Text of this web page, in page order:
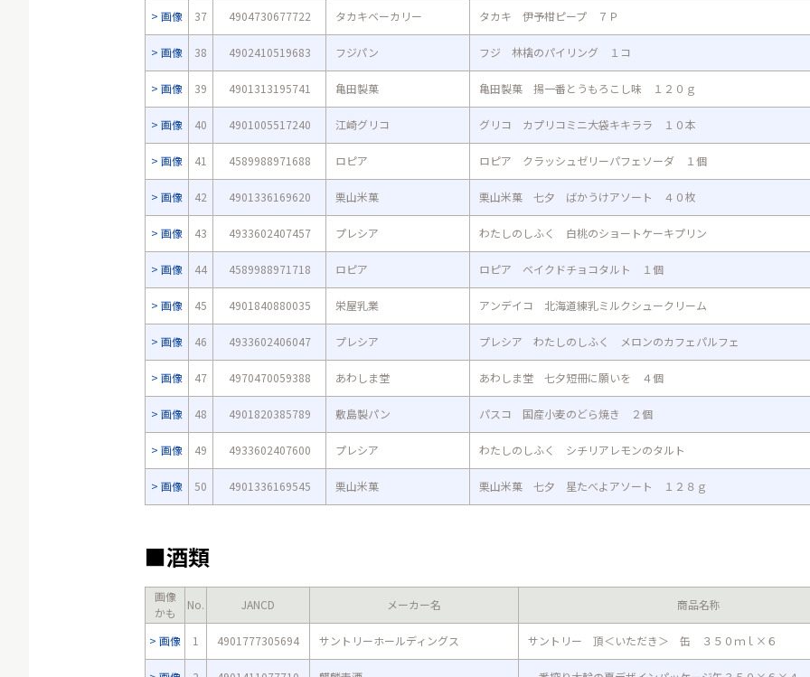
画像 37 4904730677722 タカキベーカリー タカキ 伊予柑ピープ ７Ｐ
画像 38 4902410519683 フジパン フジ 林檎のパイリング １コ
画像 39 4901313195741 亀田製菓 亀田製菓 揚一番とうもろこし味 １２０ｇ
画像 40 4901005517240 江崎グリコ グリコ カプリコミニ大袋キキララ １０本
画像 41 4589988971688 ロピア ロピア クラッシュゼリーパフェソーダ １個
画像 42 4901336169620 栗山米菓 栗山米菓 七夕 ばかうけアソート ４０枚
画像 43 4933602407457 プレシア わたしのしふく 白桃のショートケーキプリン
画像 44 4589988971718 ロピア ロピア ベイクドチョコタルト １個
画像 45 4901840880035 栄屋乳業 アンデイコ 北海道練乳ミルクシュークリーム
画像 46 4933602406047 プレシア プレシア わたしのしふく メロンのカフェパルフェ
画像 47 4970470059388 あわしま堂 あわしま堂 七夕短冊に願いを ４個
画像 48 4901820385789 敷島製パン パスコ 国産小麦のどら焼き ２個
画像 49 4933602407600 プレシア わたしのしふく シチリアレモンのタルト
画像 50 4901336169545 栗山米菓 栗山米菓 七夕 星たべよアソート １２８ｇ
■酒類
画像
かも
No. JANCD メーカー名 商品名称
画像 1 4901777305694 サントリーホールディングス サントリー 頂＜いただき＞ 缶 ３５０ｍｌ×６